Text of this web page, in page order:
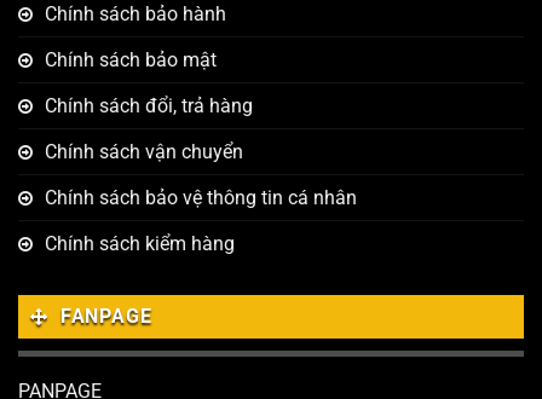
Chính sách bảo hành
Chính sách bảo mật
Chính sách đổi, trả hàng
Chính sách vận chuyển
Chính sách bảo vệ thông tin cá nhân
Chính sách kiểm hàng
FANPAGE
PANPAGE